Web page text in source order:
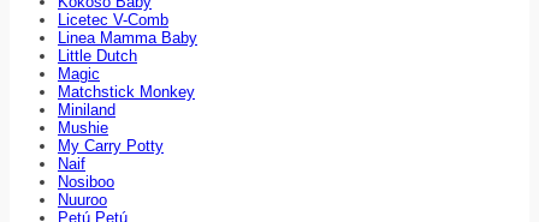
Licetec V-Comb
Linea Mamma Baby
Little Dutch
Magic
Matchstick Monkey
Miniland
Mushie
My Carry Potty
Naif
Nosiboo
Nuuroo
Petú Petú